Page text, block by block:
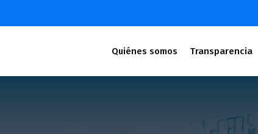
Quiénes somos Transparencia